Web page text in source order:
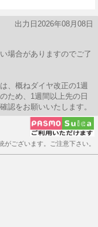
出力日2026年08月08日
場合がありますのでご了
、概ねダイヤ改正の1週
ため、1週間以上先の日
認をお願いいたします。
ございます。ご注意下さい。